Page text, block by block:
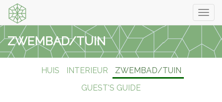
ZWEMBAD/TUIN
HUIS INTERIEUR
ZWEMBAD/TUIN
GUEST'S GUIDE